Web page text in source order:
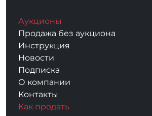
Аукционы
Продажа без аукциона
Инструкция
Новости
Подписка
О компании
Контакты
Как продать